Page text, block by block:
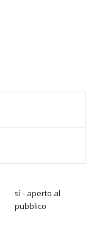
sì - aperto al
pubblico